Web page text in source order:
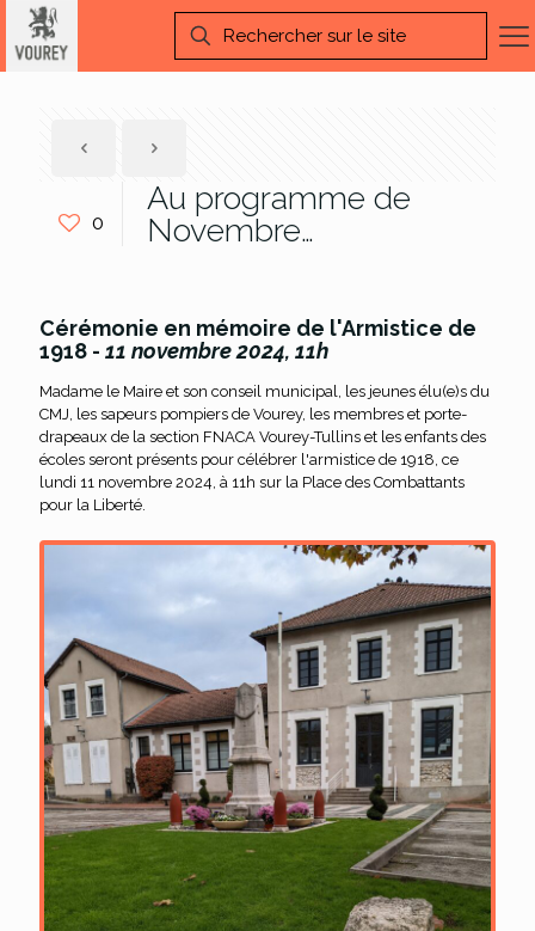
0
Au programme de
Novembre…
Cérémonie en mémoire de l'Armistice de
1918 - 11 novembre 2024, 11h
Madame le Maire et son conseil municipal, les jeunes élu(e)s du
CMJ, les sapeurs pompiers de Vourey, les membres et porte-
drapeaux de la section FNACA Vourey-Tullins et les enfants des
écoles seront présents pour célébrer l'armistice de 1918, ce
lundi 11 novembre 2024, à 11h sur la Place des Combattants
pour la Liberté.